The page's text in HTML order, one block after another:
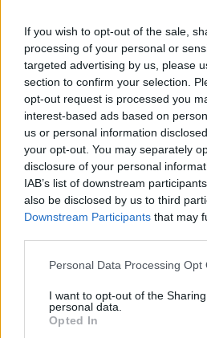
If you wish to opt-out of the sale,
processing of your personal or
targeted advertising by us, please
section to confirm your selection.
opt-out request is processed you
interest-based ads based on
us or personal information
your opt-out. You may separately
disclosure of your personal
IAB’s list of downstream
also be disclosed by us to third
Downstream Participants that may
Please note that this website/app
not limited to your visit or usage
grant or deny consent to Google
use your data for below specified
Personal Data Processing Opt
I want to opt-out of the
personal data.
Opted In
Δείτε ακόμη:Στέφανος
φωτογραφίες από τη ζωή